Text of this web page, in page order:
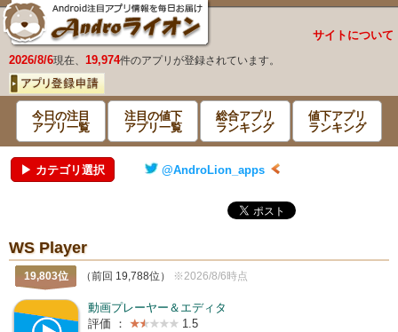
サイトについて
2026/8/6現在、 19,974件のアプリが登録されています。
今日の注目
アプリ一覧
注目の値下
アプリ一覧
総合アプリ
ランキング
値下アプリ
ランキング
▶ カテゴリ選択 @AndroLion_apps
WS Player
19,803位 （前回 19,788位） ※2026/8/6時点
動画プレーヤー＆エディタ
評価 ：
1.5